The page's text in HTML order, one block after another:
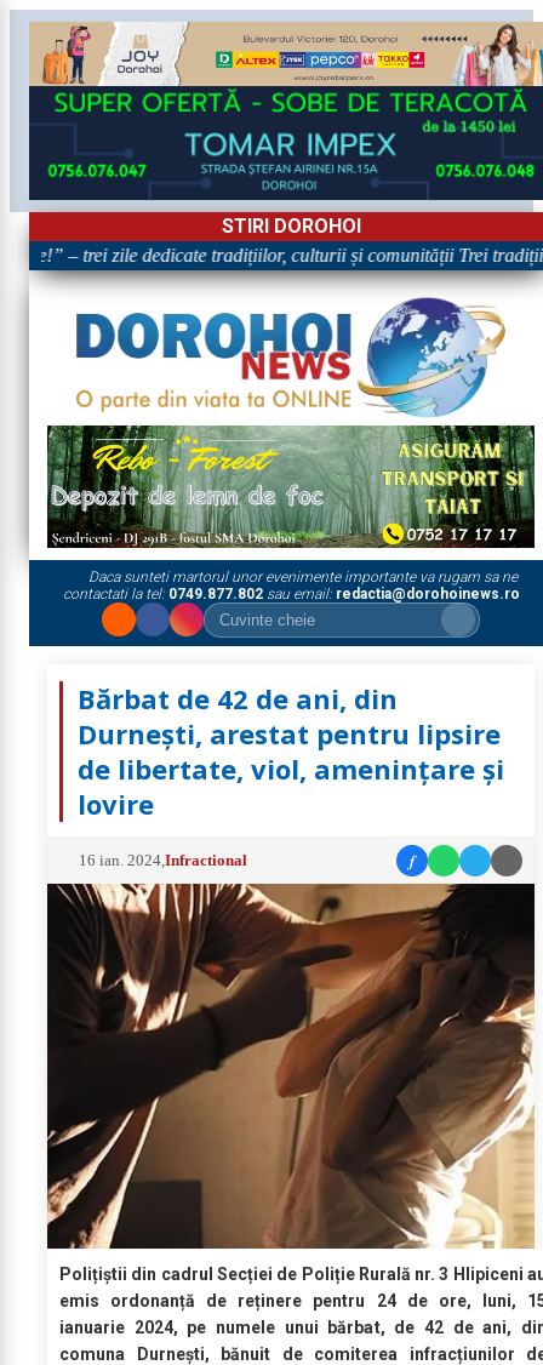
STIRI DOROHOI
– trei zile dedicate tradițiilor, culturii și comunității Trei tradiții.
Daca sunteti martorul unor evenimente importante va rugam sa ne
contactati la tel: 0749.877.802sau email: redactia@dorohoinews.ro
Bărbat de 42 de ani, din
Durnești, arestat pentru lipsire
de libertate, viol, amenințare și
lovire
16 ian. 2024 ,Infractional f
Polițiștii din cadrul Secției de Poliție Rurală nr. 3 Hlipiceni
emis ordonanță de reținere pentru 24 de ore, luni,
ianuarie 2024, pe numele unui bărbat, de 42 de ani,
comuna Durnești, bănuit de comiterea infracțiunilor